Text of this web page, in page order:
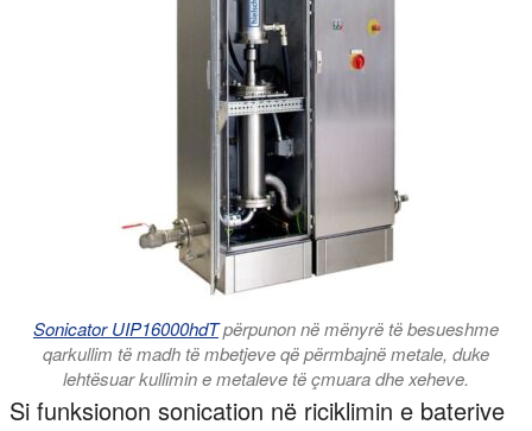
Sonicator UIP16000hdTpërpunon në mënyrë të besueshme
qarkullim të madh të mbetjeve që përmbajnë metale, duke
lehtësuar kullimin e metaleve të çmuara dhe xeheve.
Si funksionon sonication në riciklimin e baterive